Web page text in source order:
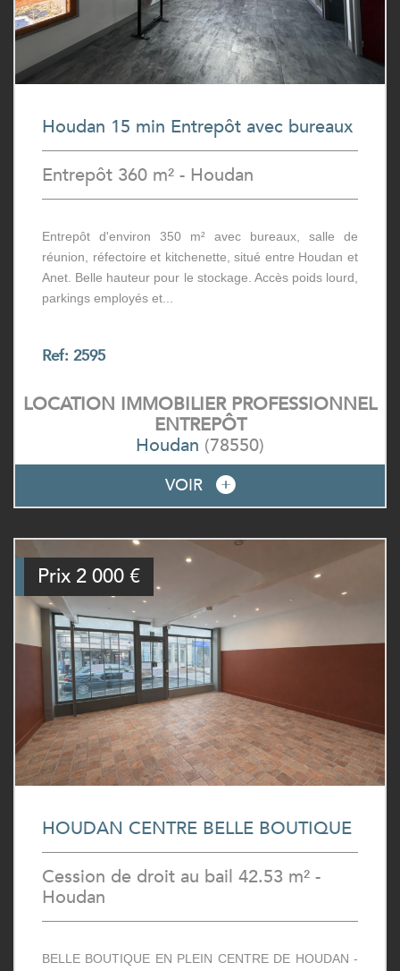
Houdan 15 min Entrepôt avec bureaux
Entrepôt 360 m² - Houdan
Entrepôt d'environ 350 m² avec bureaux, salle de
réunion, réfectoire et kitchenette, situé entre Houdan et
Anet. Belle hauteur pour le stockage. Accès poids lourd,
parkings employés et...
Ref: 2595
LOCATION IMMOBILIER PROFESSIONNEL
ENTREPÔT
Houdan (78550)
VOIR
Prix 2 000 €
HOUDAN CENTRE BELLE BOUTIQUE
Cession de droit au bail 42.53 m² -
Houdan
BELLE BOUTIQUE EN PLEIN CENTRE DE HOUDAN -